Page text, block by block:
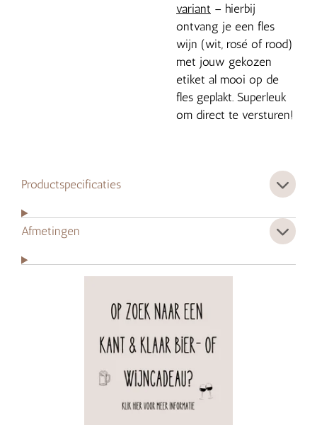
variant – hierbij
ontvang je een fles
wijn (wit, rosé of rood)
met jouw gekozen
etiket al mooi op de
fles geplakt. Superleuk
om direct te versturen!
Productspecificaties
Afmetingen